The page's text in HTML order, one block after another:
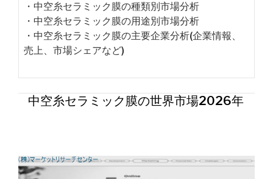
・中空糸セラミック膜の種類別市場分析
・中空糸セラミック膜の用途別市場分析
・中空糸セラミック膜の主要企業分析(企業情報、
売上、市場シェアなど)
中空糸セラミック膜の世界市場2026年